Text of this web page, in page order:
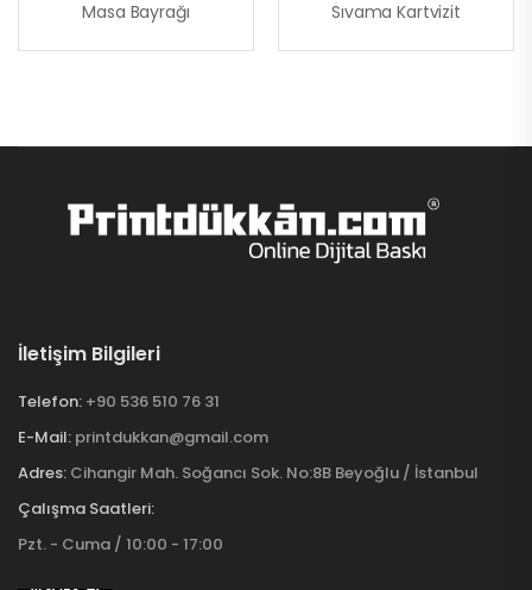
Masa Bayrağı Sıvama Kartvizit
İletişim Bilgileri
Telefon: +90 536 510 76 31
E-Mail: printdukkan@gmail.com
Adres: Cihangir Mah. Soğancı Sok. No:8B Beyoğlu / İstanbul
Çalışma Saatleri:
Pzt. - Cuma / 10:00 - 17:00